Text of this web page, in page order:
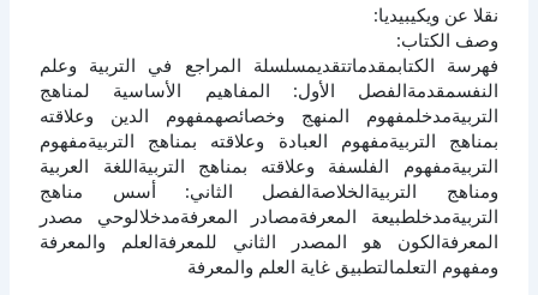
نقلا عن ويكيبيديا:
وصف الكتاب:
فهرسة الكتابمقدماتتقديمسلسلة المراجع في التربية وعلم
النفسمقدمةالفصل الأول: المفاهيم الأساسية لمناهج
التربيةمدخلمفهوم المنهج وخصائصهمفهوم الدين وعلاقته
بمناهج التربيةمفهوم العبادة وعلاقته بمناهج التربيةمفهوم
التربيةمفهوم الفلسفة وعلاقته بمناهج التربيةاللغة العربية
ومناهج التربيةالخلاصةالفصل الثاني: أسس مناهج
التربيةمدخلطبيعة المعرفةمصادر المعرفةمدخلالوحي مصدر
المعرفةالكون هو المصدر الثاني للمعرفةالعلم والمعرفة
ومفهوم التعلمالتطبيق غاية العلم والمعرفة